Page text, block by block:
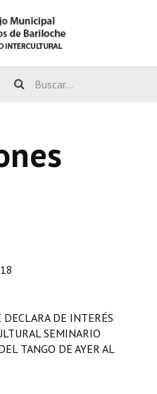
DE INTERÉS
SEMINARIO
TANGO DE AYER AL